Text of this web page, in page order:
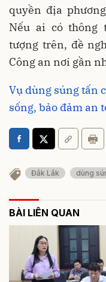
quyền địa
Nếu ai có thông
tượng trên, đề
Công an nơi gần
Vụ dùng súng tấn
sống, bảo đảm an
Đắk Lắk dùng
BÀI LIÊN QUAN